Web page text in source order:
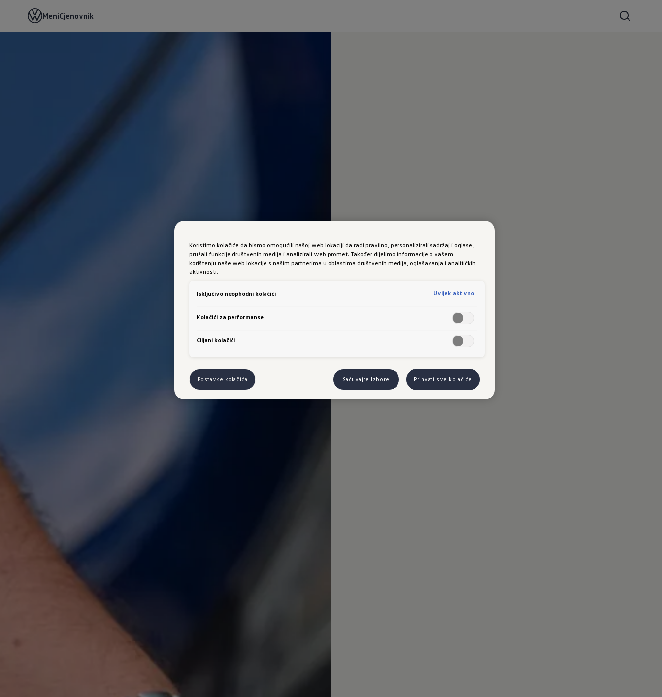
MeniCjenovnik
Koristimo kolačiće da bismo omogućili našoj web lokaciji da radi pravilno, personalizirali sadržaj i oglase,
pružali funkcije društvenih medija i analizirali web promet. Također dijelimo informacije o vašem
korištenju naše web lokacije s našim partnerima u oblastima društvenih medija, oglašavanja i analitičkih
aktivnosti.
Isključivo neophodni kolačići Uvijek aktivno
Kolačići za performanse
Ciljani kolačići
Postavke kolačića Sačuvajte Izbore Prihvati sve kolačiće